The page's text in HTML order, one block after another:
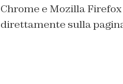
Chrome e Mozilla
direttamente sulla